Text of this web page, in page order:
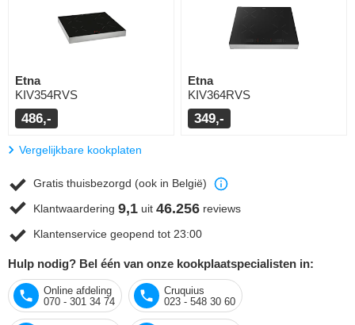
Etna
KIV354RVS
486,-
Etna
KIV364RVS
349,-
Vergelijkbare kookplaten
Gratis thuisbezorgd (ook in België)
Klantwaardering 9,1 uit 46.256 reviews
Klantenservice geopend tot 23:00
Hulp nodig? Bel één van onze kookplaatspecialisten in:
Online afdeling
070 - 301 34 74
Cruquius
023 - 548 30 60